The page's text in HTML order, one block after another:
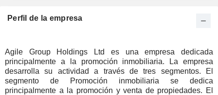
Perfil de la empresa
Agile Group Holdings Ltd es una empresa dedicada
principalmente a la promoción inmobiliaria. La empresa
desarrolla su actividad a través de tres segmentos. El
segmento de Promoción inmobiliaria se dedica
principalmente a la promoción y venta de propiedades. El